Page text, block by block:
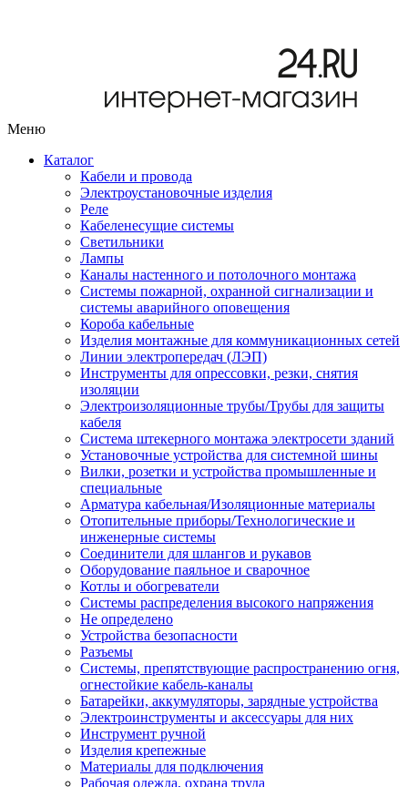
Меню
Каталог
Кабели и провода
Электроустановочные изделия
Реле
Кабеленесущие системы
Светильники
Лампы
Каналы настенного и потолочного монтажа
Системы пожарной, охранной сигнализации и
системы аварийного оповещения
Короба кабельные
Изделия монтажные для коммуникационных сетей
Линии электропередач (ЛЭП)
Инструменты для опрессовки, резки, снятия
изоляции
Электроизоляционные трубы/Трубы для защиты
кабеля
Система штекерного монтажа электросети зданий
Установочные устройства для системной шины
Вилки, розетки и устройства промышленные и
специальные
Арматура кабельная/Изоляционные материалы
Отопительные приборы/Технологические и
инженерные системы
Соединители для шлангов и рукавов
Оборудование паяльное и сварочное
Котлы и обогреватели
Системы распределения высокого напряжения
Не определено
Устройства безопасности
Разъемы
Системы, препятствующие распространению огня,
огнестойкие кабель-каналы
Батарейки, аккумуляторы, зарядные устройства
Электроинструменты и аксессуары для них
Инструмент ручной
Изделия крепежные
Материалы для подключения
Рабочая одежда, охрана труда